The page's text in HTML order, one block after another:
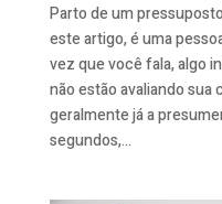
Parto de um
este artigo, é uma
vez que você fala, algo
não estão avaliando
geralmente já a
segundos,...